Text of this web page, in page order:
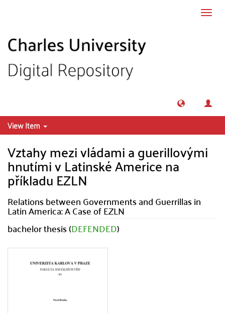
View Item
Vztahy mezi vládami a guerillovými
hnutími v Latinské Americe na
příkladu EZLN
Relations between Governments and Guerrillas in
Latin America: A Case of EZLN
bachelor thesis (DEFENDED)